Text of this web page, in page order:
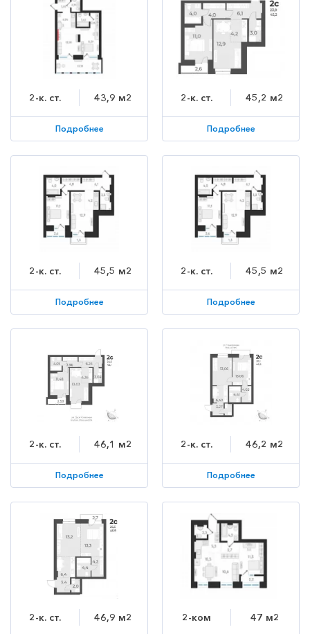
2-к. ст. 43,9 м2
Подробнее
2-к. ст. 45,2 м2
Подробнее
2-к. ст. 45,5 м2
Подробнее
2-к. ст. 45,5 м2
Подробнее
2-к. ст. 46,1 м2
Подробнее
2-к. ст. 46,2 м2
Подробнее
2-к. ст. 46,9 м2 2-ком 47 м2